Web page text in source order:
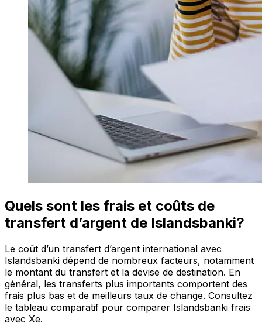
Quels sont les frais et coûts de
transfert d’argent de Islandsbanki?
Le coût d’un transfert d’argent international avec
Islandsbanki dépend de nombreux facteurs, notamment
le montant du transfert et la devise de destination. En
général, les transferts plus importants comportent des
frais plus bas et de meilleurs taux de change. Consultez
le tableau comparatif pour comparer Islandsbanki frais
avec Xe.